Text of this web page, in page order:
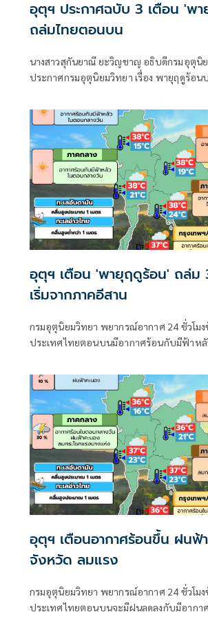
อุตุฯ ประกาศฉบับ 3 เตือน 'พ
ถล่มไทยตอนบน
นางสาวสุกันยาณี ยะวิญชาญ อธิบดีกรมอุตุนิ
ประกาศกรมอุตุนิยมวิทยา เรื่อง พายุฤดูร้อน
2569) ฉบับที่ 3 โดยมีใจความว่า
อุตุฯ เตือน 'พายุฤดูร้อน' ถล่ม
เริ่มจากภาคอีสาน
กรมอุตุนิยมวิทยา พยากรณ์อากาศ 24 ชั่วโมง
ประเทศไทยตอนบนมีอากาศร้อนกับมีฟ้าหลั
เหนือ และภาคตะวันออก
อุตุฯ เตือนอากาศร้อนขึ้น ฝนฟ้
จังหวัด ลมแรง
กรมอุตุนิยมวิทยา พยากรณ์อากาศ 24 ชั่วโมง
ประเทศไทยตอนบนจะมีฝนลดลงกับมีอากา